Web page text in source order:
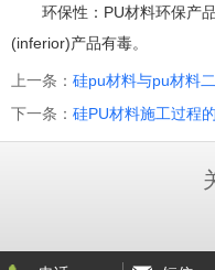
环保性：PU材料环保产
(inferior)产品有毒。
上一条： 硅pu材料与pu材料
下一条： 硅PU材料施工过程